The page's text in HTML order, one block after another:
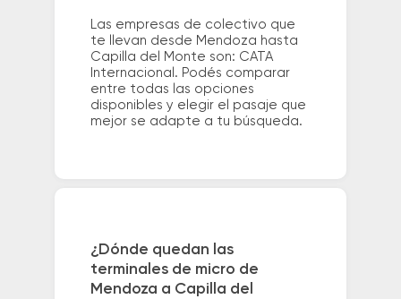
Las empresas de colectivo que
te llevan desde Mendoza hasta
Capilla del Monte son: CATA
Internacional. Podés comparar
entre todas las opciones
disponibles y elegir el pasaje que
mejor se adapte a tu búsqueda.
¿Dónde quedan las
terminales de micro de
Mendoza a Capilla del